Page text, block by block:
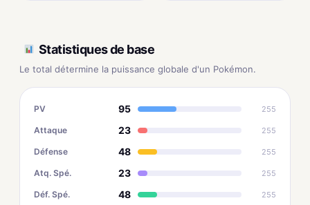
Statistiques de base
Le total détermine la puissance globale d'un Pokémon.
PV 95 255
Attaque 23 255
Défense 48 255
Atq. Spé. 23 255
Déf. Spé. 48 255